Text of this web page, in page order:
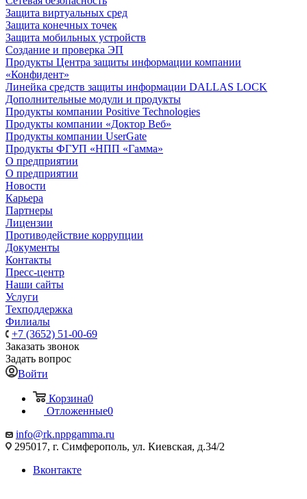
Защита виртуальных сред
Защита конечных точек
Защита мобильных устройств
Создание и проверка ЭП
Продукты Центра защиты информации компании
«Конфидент»
Линейка средств защиты информации DALLAS LOCK
Дополнительные модули и продукты
Продукты компании Positive Technologies
Продукты компании «Доктор Веб»
Продукты компании UserGate
Продукты ФГУП «НПП «Гамма»
О предприятии
О предприятии
Новости
Карьера
Партнеры
Лицензии
Противодействие коррупции
Документы
Контакты
Пресс-центр
Наши сайты
Услуги
Техподдержка
Филиалы
+7 (3652) 51-00-69
Заказать звонок
Задать вопрос
Войти
Корзина0
Отложенные0
info@rk.nppgamma.ru
295017, г. Симферополь, ул. Киевская, д.34/2
Вконтакте